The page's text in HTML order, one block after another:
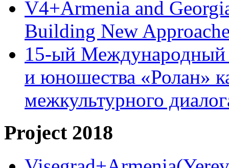
V4+Armenia and
Building New
15-ый Международный
и юношества «Ролан»
межкультурного
Project 2018